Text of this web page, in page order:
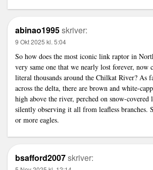
abinao1995skriver:
9 Okt 2025 kl. 5:04
So how does the most iconic link raptor in
very same one that we nearly lost forever, now
literal thousands around the Chilkat River? As
across the delta, there are brown and white-
high above the river, perched on snow-covered
silently observing it all from leafless branches.
or more eagles.
bsafford2007skriver: